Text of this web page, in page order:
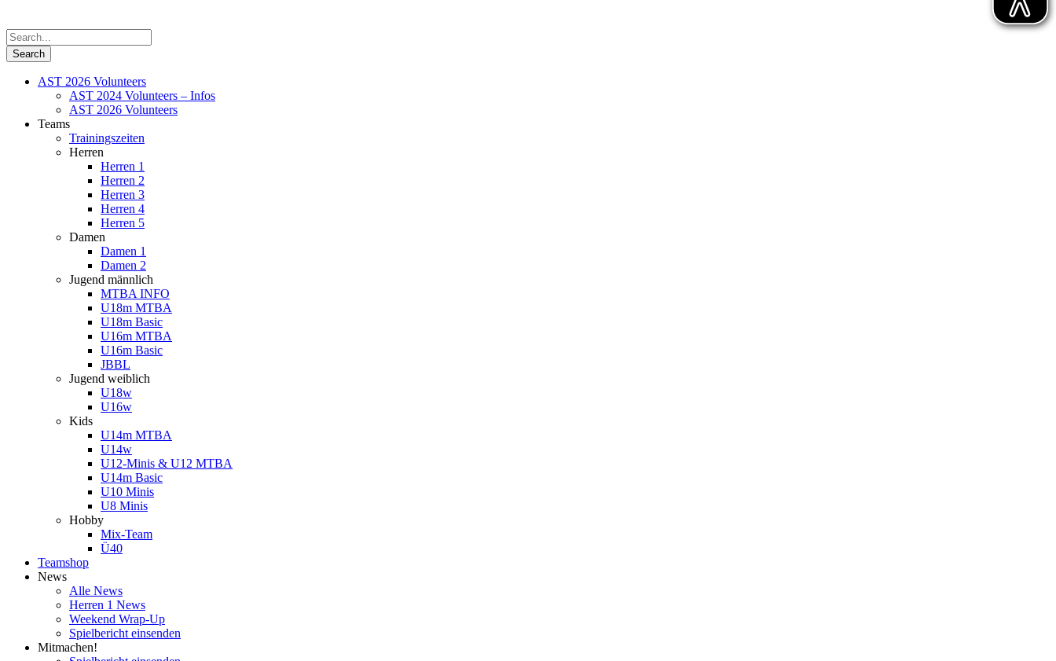
AST 2026 Volunteers
AST 2024 Volunteers – Infos
AST 2026 Volunteers
Teams
Trainingszeiten
Herren
Herren 1
Herren 2
Herren 3
Herren 4
Herren 5
Damen
Damen 1
Damen 2
Jugend männlich
MTBA INFO
U18m MTBA
U18m Basic
U16m MTBA
U16m Basic
JBBL
Jugend weiblich
U18w
U16w
Kids
U14m MTBA
U14w
U12-Minis & U12 MTBA
U14m Basic
U10 Minis
U8 Minis
Hobby
Mix-Team
Ü40
Teamshop
News
Alle News
Herren 1 News
Weekend Wrap-Up
Spielbericht einsenden
Mitmachen!